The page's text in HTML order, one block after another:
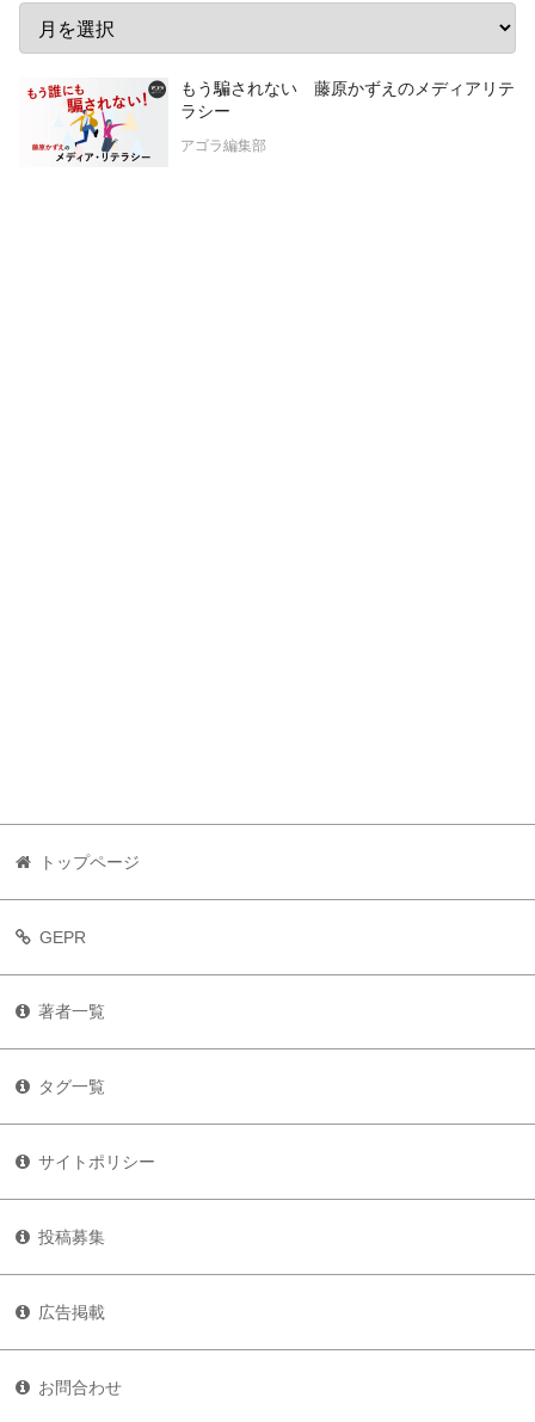
もう騙されない 藤原かずえのメディアリテ
ラシー
アゴラ編集部
トップページ
GEPR
著者一覧
タグ一覧
サイトポリシー
投稿募集
広告掲載
お問合わせ